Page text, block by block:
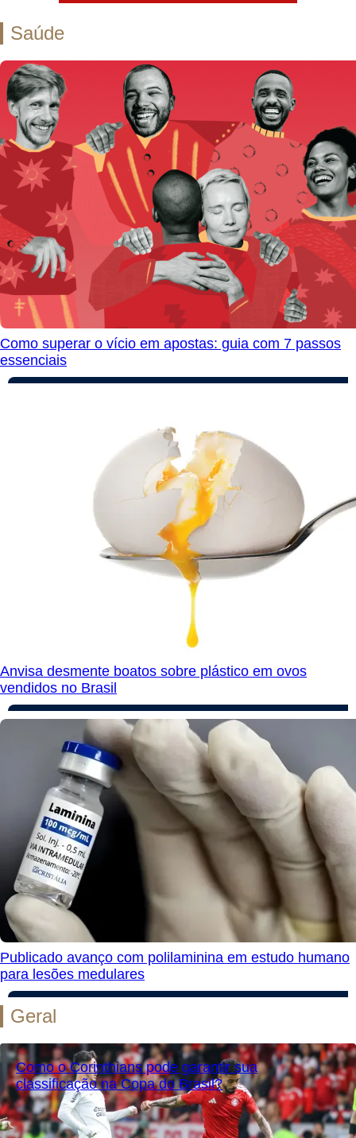
Saúde
Como superar o vício em apostas: guia com 7 passos
essenciais
Anvisa desmente boatos sobre plástico em ovos
vendidos no Brasil
Publicado avanço com polilaminina em estudo humano
para lesões medulares
Geral
Como o Corinthians pode garantir sua
classificação na Copa do Brasil?